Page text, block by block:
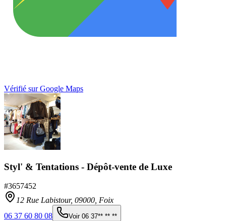
Vérifié sur Google Maps
Styl' & Tentations - Dépôt-vente de Luxe
#3657452
12 Rue Labistour, 09000 Foix
06 37 60 80 08
Voir 06 37** ** **